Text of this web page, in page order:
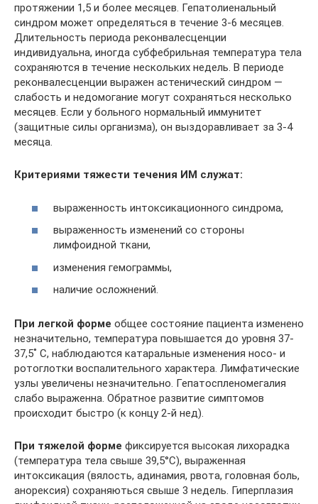
протяжении 1,5 и более месяцев. Гепатолиенальный
синдром может определяться в течение 3-6 месяцев.
Длительность периода реконвалесценции
индивидуальна, иногда субфебрильная температура тела
сохраняются в течение нескольких недель. В периоде
реконвалесценции выражен астенический синдром —
слабость и недомогание могут сохраняться несколько
месяцев. Если у больного нормальный иммунитет
(защитные силы организма), он выздоравливает за 3-4
месяца.
Критериями тяжести течения ИМ служат:
выраженность интоксикационного синдрома,
выраженность изменений со стороны
лимфоидной ткани,
изменения гемограммы,
наличие осложнений.
При легкой форме общее состояние пациента изменено
незначительно, температура повышается до уровня 37-
37,5˚ С, наблюдаются катаральные изменения носо- и
ротоглотки воспалительного характера. Лимфатические
узлы увеличены незначительно. Гепатоспленомегалия
слабо выраженна. Обратное развитие симптомов
происходит быстро (к концу 2-й нед).
При тяжелой форме фиксируется высокая лихорадка
(температура тела свыше 39,5°С), выраженная
интоксикация (вялость, адинамия, рвота, головная боль,
анорексия) сохраняються свыше 3 недель. Гиперплазия